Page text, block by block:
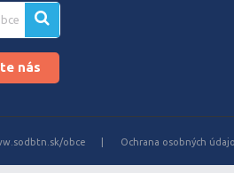
nás
obce
Ochrana osobných